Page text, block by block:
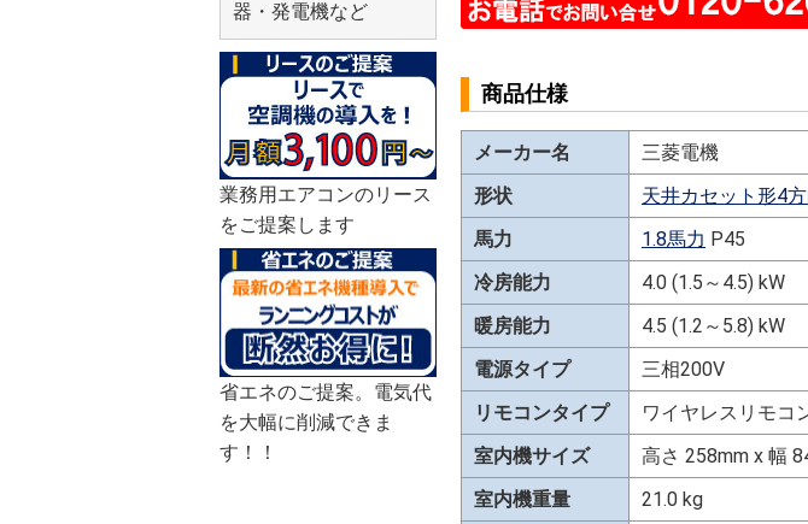
器・発電機など
業務用エアコンのリース
をご提案します
省エネのご提案。電気代
を大幅に削減できま
す！！
商品仕様
メーカー名
三菱電機
形状
天井カセット形4
馬力
1.8馬力 P45
冷房能力
4.0 (1.5～4.5) kW
暖房能力
4.5 (1.2～5.8) kW
電源タイプ
三相200V
リモコンタイプ
ワイヤレスリモコ
室内機サイズ
高さ 258mm x 幅
室内機重量
21.0 kg